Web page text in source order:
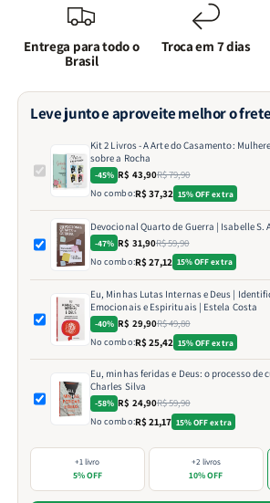
Entrega para todo o
Brasil
Troca em 7 dias
Leve junto e aproveite melhor o
Kit 2 Livros - A Arte do Casamento:
sobre a Rocha
-45% R$ 43,90R$ 79,90
No combo:R$ 37,32 15% OFF extra
Devocional Quarto de Guerra | Isabelle S.
-47% R$ 31,90R$ 59,90
No combo:R$ 27,12 15% OFF extra
Eu, Minhas Lutas Internas e Deus |
Emocionais e Espirituais | Estela Costa
-40% R$ 29,90R$ 49,80
No combo:R$ 25,42 15% OFF extra
Eu, minhas feridas e Deus: o processo de
Charles Silva
-58% R$ 24,90R$ 59,90
No combo:R$ 21,17 15% OFF extra
+1 livro
5% OFF
+2 livros
10% OFF